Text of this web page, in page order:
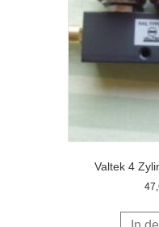
Valtek 4